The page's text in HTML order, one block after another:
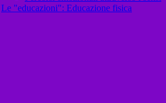
Le "educazioni": Educazione fisica